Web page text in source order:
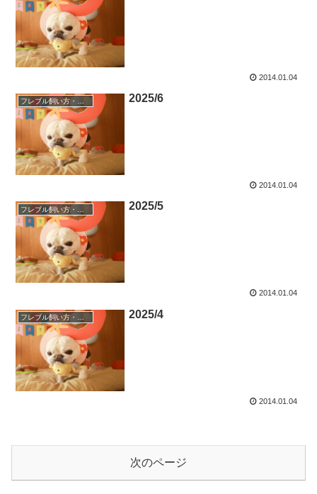
2014.01.04
フレブル飼い方・しつけ 2025/6
2014.01.04
2025/5
2014.01.04
フレブル飼い方・しつけ 2025/4
2014.01.04
次のページ